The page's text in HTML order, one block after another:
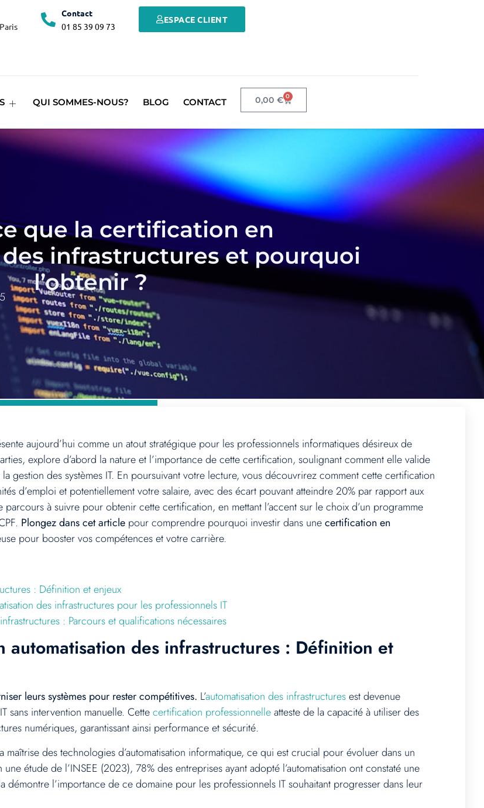
Contact
01 85 39 09 73
ESPACE CLIENT
QUI SOMMES-NOUS? BLOG CONTACT 0,00 € 0
que la certification en
infrastructures et pourquoi
l’obtenir ?
aujourd’hui comme un atout stratégique pour les professionnels informatiques désireux de
explore d’abord la nature et l’importance de cette certification, soulignant comment elle valide
gestion des systèmes IT. En poursuivant votre lecture, vous découvrirez comment cette certification
d’emploi et potentiellement votre salaire, avec des écart pouvant atteindre 20% par rapport aux
à suivre pour obtenir cette certification, en mettant l’accent sur le choix d’un programme
Plongez dans cet article pour comprendre pourquoi investir dans unecertification en
pour booster vos compétences et votre carrière.
: Définition et enjeux
des infrastructures pour les professionnels IT
: Parcours et qualifications nécessaires
des infrastructures : Définition et
leurs systèmes pour rester compétitives. L’automatisation des infrastructuresest devenue
sans intervention manuelle. Cettecertification professionnelleatteste de la capacité à utiliser des
numériques, garantissant ainsi performance et sécurité.
des technologies d’automatisation informatique, ce qui est crucial pour évoluer dans un
étude de l’INSEE (2023), 78% des entreprises ayant adopté l’automatisation ont constaté une
l’importance de ce domaine pour les professionnels IT souhaitant progresser dans leur